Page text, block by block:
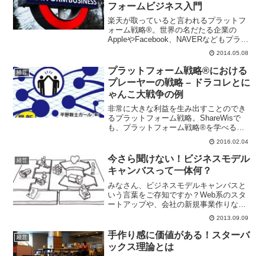
フォームビジネス入門
楽天が取っていると言われるプラットフ
ォーム戦略®。世界の名だたる企業の
AppleやFacebook、NAVERなどもプラッ
トフォーム戦略®を取っていると言われ
ます。このプラットフォーム戦略®（ビ
ジネス）とは一体なんなのでしょうか？
プラットフ...
2014.05.08
経営
プラットフォーム戦略®における
プレーヤーの戦略 – ドラコレとに
ゃんこ大戦争の例
非常に大きな利益を生み出すことのでき
るプラットフォーム戦略。ShareWisで
も、プラットフォーム戦略®を学べる講
座が公開されています。差がつくビジネ
ス戦略｜事業開発・プラットフォーム戦
略・ITマーケティングプラットフォーム
戦略®においては...
2016.02.04
経営
今さら聞けない！ビジネスモデル
キャンバスって一体何？
みなさん、ビジネスモデルキャンバスと
いう言葉をご存知ですか？Web系のスタ
ートアップや、会社の新規事業作りなど
で使われるビジネスモデルキャンバスに
ついてご紹介します。ビジネスモデルっ
て何？というかビジネスモデルとはそも
そも何なのでしょう？ビ...
2013.09.09
経営
手作り感に価値がある！スターバ
ックス理論とは